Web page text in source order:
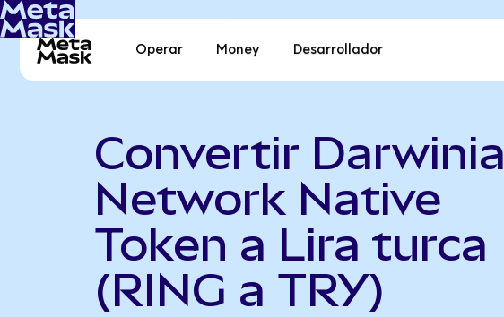
Operar Money Desarrollador
Convertir Darwinia
Network Native
Token a Lira turca
(RING a TRY)